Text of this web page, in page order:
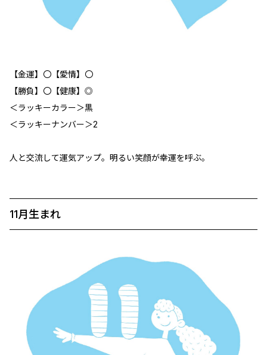
【金運】〇【愛情】〇
【勝負】〇【健康】◎
＜ラッキーカラー＞黒
＜ラッキーナンバー＞2
人と交流して運気アップ。明るい笑顔が幸運を呼ぶ。
11月生まれ